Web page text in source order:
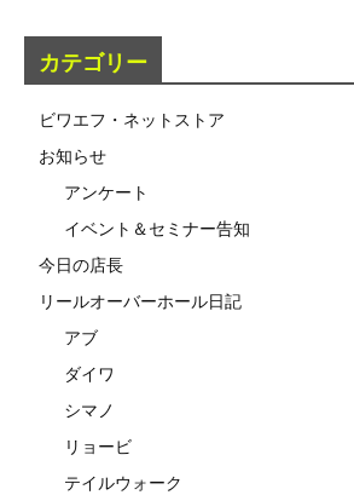
カテゴリー
ビワエフ・ネットストア
お知らせ
アンケート
イベント＆セミナー告知
今日の店長
リールオーバーホール日記
アブ
ダイワ
シマノ
リョービ
テイルウォーク